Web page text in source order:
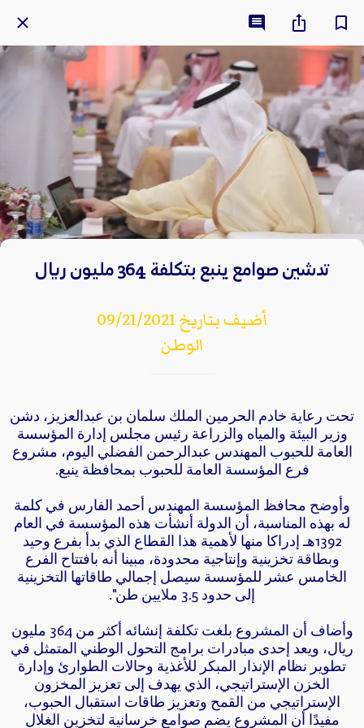
تدشين صوامع ينبع بتكلفة 364 مليون ريال
أضيف بتاريخ 09/21/2021
الوطن
تحت رعاية خادم الحرمين الملك سلمان بن عبدالعزيز، دشن
وزير البيئة والمياه والزراعة رئيس مجلس إدارة المؤسسة
العامة للحبوب المهندس عبدالرحمن الفضلي اليوم، مشروع
فرع المؤسسة العامة للحبوب بمحافظة ينبع.
وأوضح محافظ المؤسسة المهندس أحمد الفارس في كلمة
له بهذه المناسبة، أن الدولة أنشأت هذه المؤسسة في العام
1392هـ إدراكا منها لأهمية هذا القطاع الذي بدأ بفرع وحيد
وبطاقة تخزينية وإنتاجية محدودة، مبينا أنه بافتتاح الفرع
الخامس عشر للمؤسسة سيصل إجمالي طاقاتها التخزينية
إلى حدود 3.5 ملايين طن".
وأضاف أن المشروع بلغت تكلفة إنشائه أكثر من 364 مليون
ريال، ويعد إحدى مبادرات برامج التحول الوطني المتمثل في
تطوير نظام الإنذار المبكر للأغذية وحالات الطوارئ وإدارة
الخزن الإستراتيجي، الذي يهدف إلى تعزيز المخزون
الإستراتيجي من القمح وتعزيز طاقات استقبال الحبوب،
مفيدًا أن المشروع يضم صوامع خرسانية لتخزين الغلال